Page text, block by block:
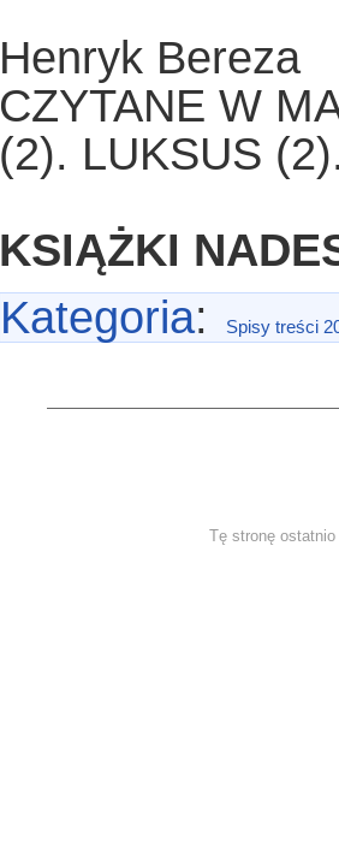
Henryk Bereza
CZYTANE W
(2). LUKSUS
KSIĄŻKI
Kategoria: Spisy treści
Tę stronę